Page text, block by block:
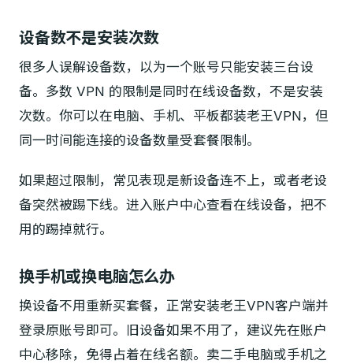
设备数不是安装次数
很多人误解设备数，以为一个账号只能安装三台设
备。多数 VPN 的限制是同时在线设备数，不是安装
次数。你可以在电脑、手机、平板都装老王VPN，但
同一时间能连接的设备数量受套餐限制。
如果超过限制，常见表现是新设备连不上，或者老设
备突然被踢下线。进入账户中心查看在线设备，把不
用的踢掉就行。
换手机或换电脑怎么办
换设备不用重新买套餐，正常安装老王VPN客户端并
登录原账号即可。旧设备如果不用了，建议先在账户
中心移除，免得占着在线名额。卖二手电脑或手机之